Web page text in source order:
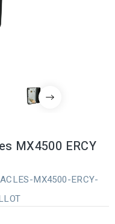
MX4500 ERCY
MX4500-ERCY-